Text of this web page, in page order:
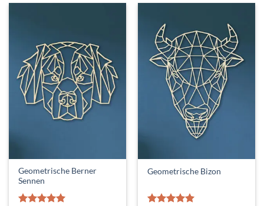
Geometrische Berner
Sennen
Geometrische Bizon